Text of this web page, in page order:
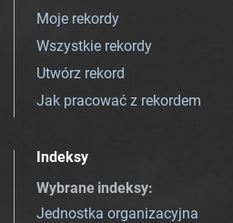
Moje rekordy
Wszystkie rekordy
Utwórz rekord
Jak pracować z rekordem
Indeksy
Wybrane indeksy:
Jednostka organizacyjna